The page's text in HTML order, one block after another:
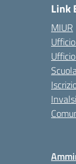
Link
MIUR
Invalsi